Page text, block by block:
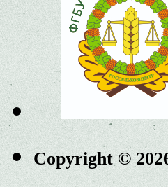
Copyright ©